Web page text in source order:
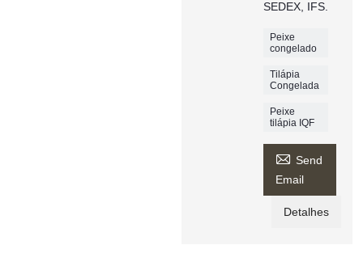
SEDEX, IFS.
Peixe
congelado
Tilápia
Congelada
Peixe
tilápia IQF
 Send
Email
Detalhes